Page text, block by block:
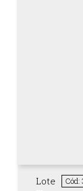
Lote Cód: